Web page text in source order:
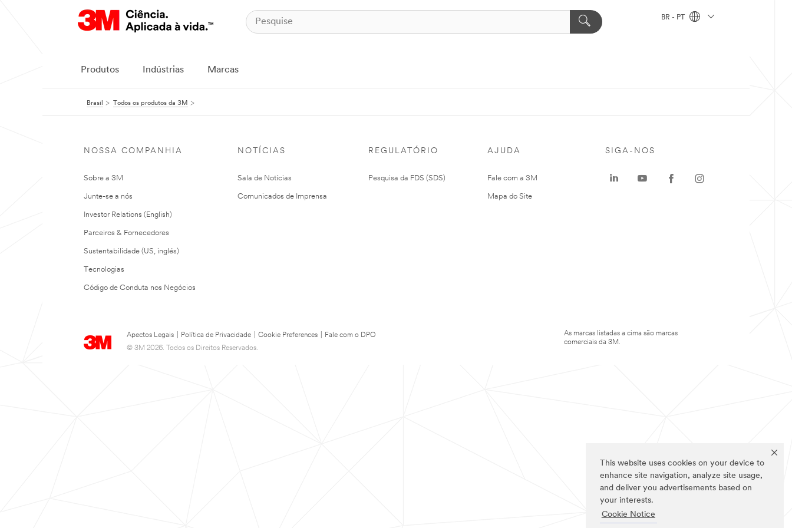
This website uses cookies on your device to
enhance site navigation, analyze site usage,
and deliver you advertisements based on
your interests.
Cookie Notice
BR - PT
Produtos Indústrias Marcas
Brasil Todos os produtos da 3M
NOSSA COMPANHIA
Sobre a 3M
Junte-se a nós
Investor Relations (English)
Parceiros & Fornecedores
Sustentabilidade (US, inglés)
Tecnologias
Código de Conduta nos Negócios
NOTÍCIAS
Sala de Notícias
Comunicados de Imprensa
REGULATÓRIO
Pesquisa da FDS (SDS)
AJUDA
Fale com a 3M
Mapa do Site
Apectos Legais Política de Privacidade Cookie Preferences
Fale com o DPO
© 3M 2026. Todos os Direitos Reservados.
SIGA-NOS
As marcas listadas a cima são marcas
comerciais da 3M.